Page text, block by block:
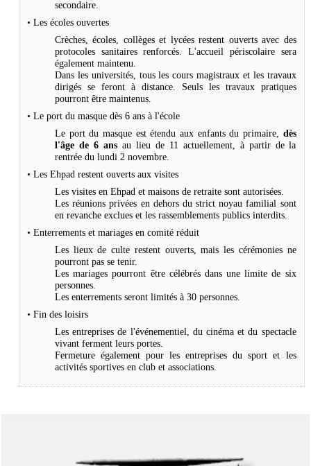
secondaire.
• Les écoles ouvertes
Crèches, écoles, collèges et lycées restent ouverts avec des
protocoles sanitaires renforcés. L'accueil périscolaire sera
également maintenu.
Dans les universités, tous les cours magistraux et les travaux
dirigés se feront à distance. Seuls les travaux pratiques
pourront être maintenus.
• Le port du masque dès 6 ans à l'école
Le port du masque est étendu aux enfants du primaire, dès
l'âge de 6 ansau lieu de 11 actuellement, à partir de la
rentrée du lundi 2 novembre.
• Les Ehpad restent ouverts aux visites
Les visites en Ehpad et maisons de retraite sont autorisées.
Les réunions privées en dehors du strict noyau familial sont
en revanche exclues et les rassemblements publics interdits.
• Enterrements et mariages en comité réduit
Les lieux de culte restent ouverts, mais les cérémonies ne
pourront pas se tenir.
Les mariages pourront être célébrés dans une limite de six
personnes.
Les enterrements seront limités à 30 personnes.
• Fin des loisirs
Les entreprises de l'événementiel, du cinéma et du spectacle
vivant ferment leurs portes.
Fermeture également pour les entreprises du sport et les
activités sportives en club et associations.